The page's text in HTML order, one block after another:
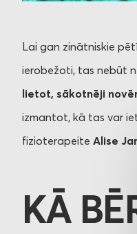
Lai gan zinātniskie
ierobežoti, tas nebūt
lietot, sākotnēji
izmantot, kā tas var
fizioterapeite Alise
KĀ